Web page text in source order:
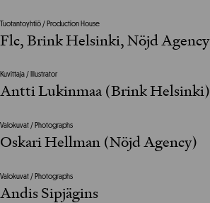
Tuotantoyhtiö / Production House
Flc, Brink Helsinki, Nöjd Agency
Kuvittaja / Illustrator
Antti Lukinmaa (Brink Helsinki)
Valokuvat / Photographs
Oskari Hellman (Nöjd Agency)
Valokuvat / Photographs
Andis Sipjägins